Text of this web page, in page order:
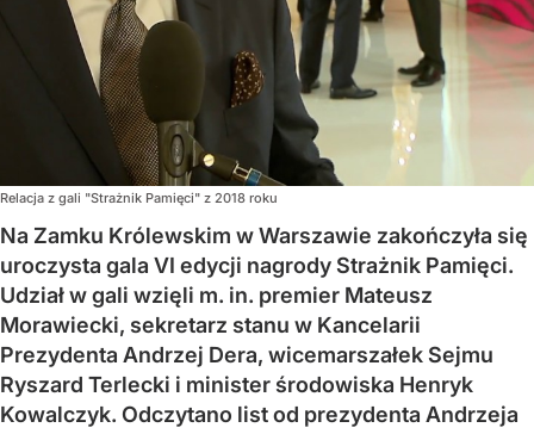
Relacja z gali "Strażnik Pamięci" z 2018 roku
Na Zamku Królewskim w Warszawie zakończyła się
uroczysta gala VI edycji nagrody Strażnik Pamięci.
Udział w gali wzięli m. in. premier Mateusz
Morawiecki, sekretarz stanu w Kancelarii
Prezydenta Andrzej Dera, wicemarszałek Sejmu
Ryszard Terlecki i minister środowiska Henryk
Kowalczyk. Odczytano list od prezydenta Andrzeja